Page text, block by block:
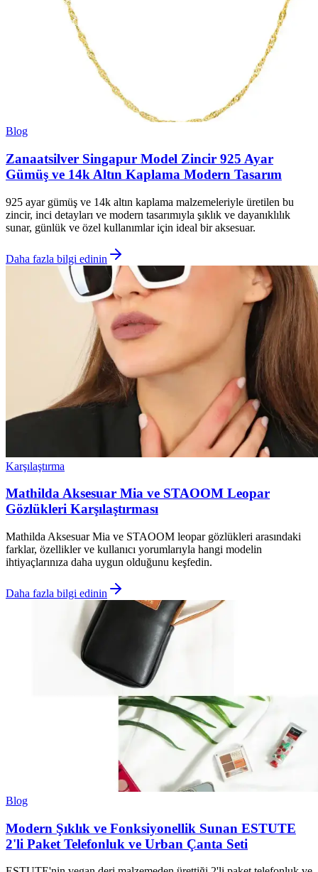
Blog
Zanaatsilver Singapur Model Zincir 925 Ayar
Gümüş ve 14k Altın Kaplama Modern Tasarım
925 ayar gümüş ve 14k altın kaplama malzemeleriyle üretilen bu
zincir, inci detayları ve modern tasarımıyla şıklık ve dayanıklılık
sunar, günlük ve özel kullanımlar için ideal bir aksesuar.
Daha fazla bilgi edinin
Karşılaştırma
Mathilda Aksesuar Mia ve STAOOM Leopar
Gözlükleri Karşılaştırması
Mathilda Aksesuar Mia ve STAOOM leopar gözlükleri arasındaki
farklar, özellikler ve kullanıcı yorumlarıyla hangi modelin
ihtiyaçlarınıza daha uygun olduğunu keşfedin.
Daha fazla bilgi edinin
Blog
Modern Şıklık ve Fonksiyonellik Sunan ESTUTE
2'li Paket Telefonluk ve Urban Çanta Seti